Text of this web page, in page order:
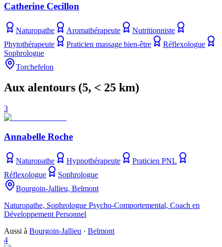
Catherine Cecillon
Naturopathe Aromathérapeute
Nutritionniste
Phytothérapeute
Praticien massage bien-être
Réflexologue
Sophrologue
Torchefelon
Aux alentours (5, < 25 km)
3
Annabelle Roche
Naturopathe Hypnothérapeute
Praticien PNL
Réflexologue
Sophrologue
Bourgoin-Jallieu, Belmont
Naturopathe, Sophrologue Psycho-Comportemental, Coach en
Développement Personnel
Aussi à Bourgoin-Jallieu · Belmont
4